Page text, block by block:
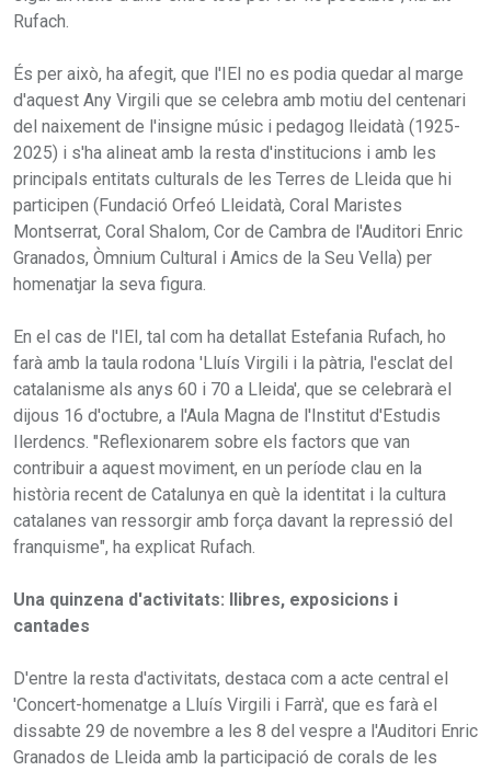
Rufach.
És per això, ha afegit, que l'IEI no es podia quedar al marge
d'aquest Any Virgili que se celebra amb motiu del centenari
del naixement de l'insigne músic i pedagog lleidatà (1925-
2025) i s'ha alineat amb la resta d'institucions i amb les
principals entitats culturals de les Terres de Lleida que hi
participen (Fundació Orfeó Lleidatà, Coral Maristes
Montserrat, Coral Shalom, Cor de Cambra de l'Auditori Enric
Granados, Òmnium Cultural i Amics de la Seu Vella) per
homenatjar la seva figura.
En el cas de l'IEI, tal com ha detallat Estefania Rufach, ho
farà amb la taula rodona 'Lluís Virgili i la pàtria, l'esclat del
catalanisme als anys 60 i 70 a Lleida', que se celebrarà el
dijous 16 d'octubre, a l'Aula Magna de l'Institut d'Estudis
Ilerdencs. "Reflexionarem sobre els factors que van
contribuir a aquest moviment, en un període clau en la
història recent de Catalunya en què la identitat i la cultura
catalanes van ressorgir amb força davant la repressió del
franquisme", ha explicat Rufach.
Una quinzena d'activitats: llibres, exposicions i
cantades
D'entre la resta d'activitats, destaca com a acte central el
'Concert-homenatge a Lluís Virgili i Farrà', que es farà el
dissabte 29 de novembre a les 8 del vespre a l'Auditori Enric
Granados de Lleida amb la participació de corals de les